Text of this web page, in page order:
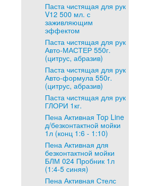
Паста чистящая для рук
V12 500 мл. с
заживляющим
эффектом
Паста чистящая для рук
Авто-МАСТЕР 550г.
(цитрус, абразив)
Паста чистящая для рук
Авто-формула 550г.
(цитрус, абразив)
Паста чистящая для рук
ГЛОРИ 1кг.
Пена Активная Top Line
д/безконтактной мойки
1л (конц 1:6 - 1:10)
Пена Активная для
безконтактной мойки
БЛМ 024 Пробник 1л
(1:4-5 синяя)
Пена Активная Стелс